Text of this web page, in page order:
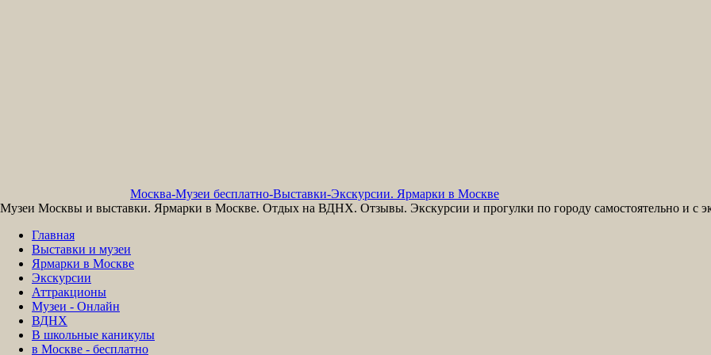
Москва-Музеи бесплатно-Выставки-Экскурсии. Ярмарки в Москве
Музеи Москвы и выставки. Ярмарки в Москве. Отдых на ВДНХ. Отзывы. Экскурсии и прогулки по городу самостоятельно и с
Главная
Выставки и музеи
Ярмарки в Москве
Экскурсии
Аттракционы
Музеи - Онлайн
ВДНХ
В школьные каникулы
в Москве - бесплатно